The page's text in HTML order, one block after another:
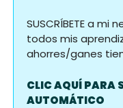
SUSCRÍBETE a
todos mis
ahorres/ganes
CLIC AQUÍ PARA
AUTOMÁTICO